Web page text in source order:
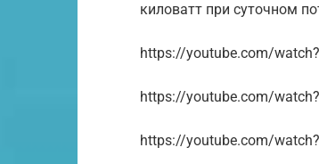
киловатт при суточном
https://youtube.com/
https://youtube.com/
https://youtube.com/